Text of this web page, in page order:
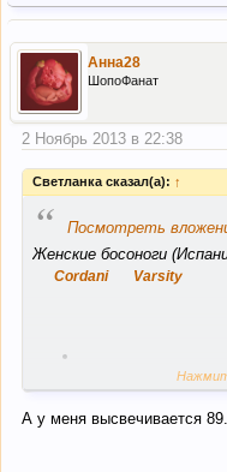
Анна28
ШопоФанат
2 Ноябрь 2013 в 22:38
Светланка сказал(а): ↑
“ Посмотреть
Женские босоноги
Cordani Varsity
MSRP $225.00
А у меня высвечивается